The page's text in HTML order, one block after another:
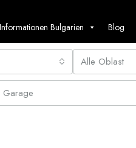
Informationen Bulgarien Blog
Alle Oblast
Garage